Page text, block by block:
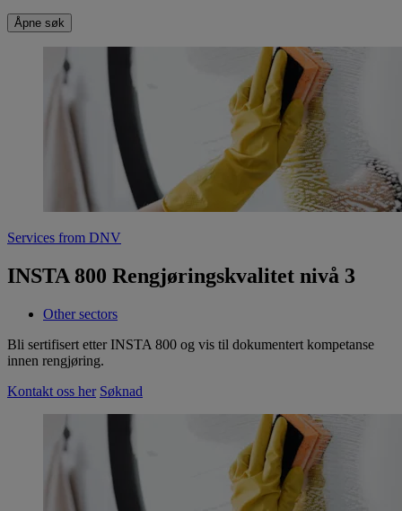
Åpne søk
Services from DNV
INSTA 800 Rengjøringskvalitet nivå 3
Other sectors
Bli sertifisert etter INSTA 800 og vis til dokumentert kompetanse
innen rengjøring.
Kontakt oss her Søknad